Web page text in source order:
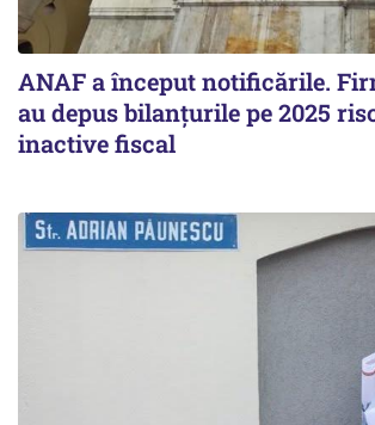
ANAF a început notificările.
au depus bilanțurile pe 2025
inactive fiscal